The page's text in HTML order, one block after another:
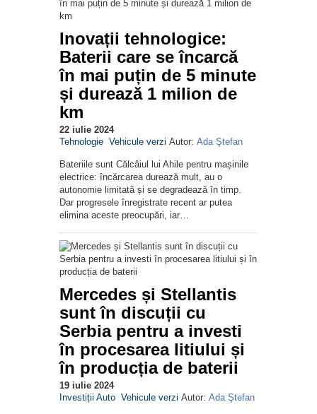
Inovații tehnologice:
Baterii care se încarcă
în mai puțin de 5 minute
și durează 1 milion de
km
22 iulie 2024
Tehnologie Vehicule verzi Autor: Ada Ştefan
Bateriile sunt Călcâiul lui Ahile pentru mașinile
electrice: încărcarea durează mult, au o
autonomie limitată și se degradează în timp.
Dar progresele înregistrate recent ar putea
elimina aceste preocupări, iar…
Mercedes și Stellantis
sunt în discuții cu
Serbia pentru a investi
în procesarea litiului și
în producția de baterii
19 iulie 2024
Investiții Auto Vehicule verzi Autor: Ada Ştefan